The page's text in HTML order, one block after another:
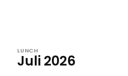
LUNCH
Juli 2026